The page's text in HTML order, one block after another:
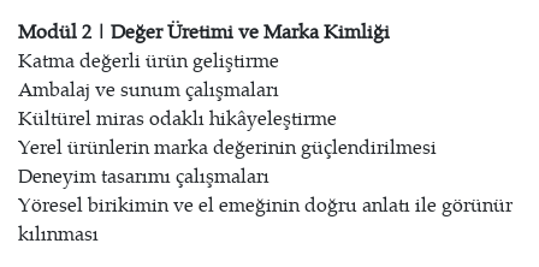
Modül 2 | Değer Üretimi ve Marka Kimliği
Katma değerli ürün geliştirme
Ambalaj ve sunum çalışmaları
Kültürel miras odaklı hikâyeleştirme
Yerel ürünlerin marka değerinin güçlendirilmesi
Deneyim tasarımı çalışmaları
Yöresel birikimin ve el emeğinin doğru anlatı ile görünür
kılınması